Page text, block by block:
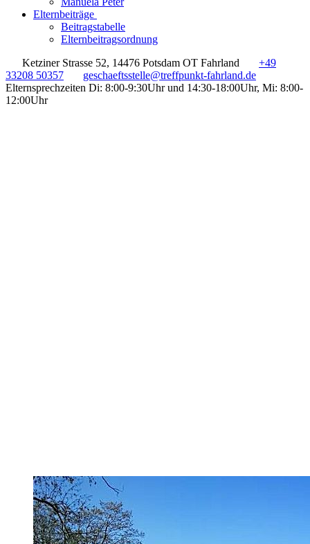
Elternbeiträge
Beitragstabelle
Elternbeitragsordnung
Ketziner Strasse 52, 14476 Potsdam OT Fahrland
+49
33208 50357
geschaeftsstelle@treffpunkt-fahrland.de
Elternsprechzeiten Di: 8:00-9:30Uhr und 14:30-18:00Uhr, Mi: 8:00-
12:00Uhr